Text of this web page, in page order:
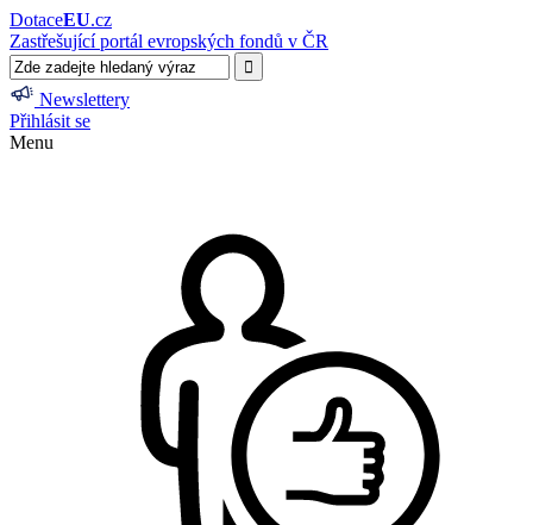
DotaceEU.cz
Zastřešující portál evropských fondů v ČR
Newslettery
Přihlásit se
Menu